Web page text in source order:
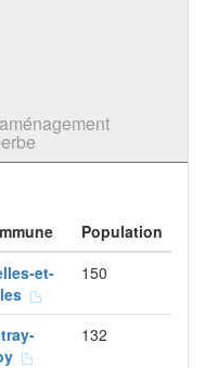
Population
et-
150
132